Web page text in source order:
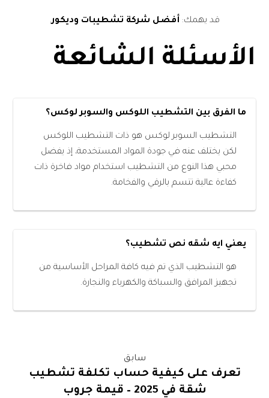
قد يهمك: أفضل شركة تشطيبات وديكور.
الأسئلة الشائعة
ما الفرق بين التشطيب اللوكس والسوبر لوكس؟
التشطيب السوبر لوكس هو ذات التشطيب اللوكس
لكن يختلف عنه في جودة المواد المستخدمة، إذ يفضل
محبي هذا النوع من التشطيب استخدام مواد فاخرة ذات
كفاءة عالية تتسم بالرقي والفخامة.
يعني ايه شقه نص تشطيب؟
هو التشطيب الذي تم فيه كافة المراحل الأساسية من
تجهيز المرافق والسباكة والكهرباء والنجارة.
سابق
تعرف على كيفية حساب تكلفة تشطيب
شقة في 2025 – قيمة جروب